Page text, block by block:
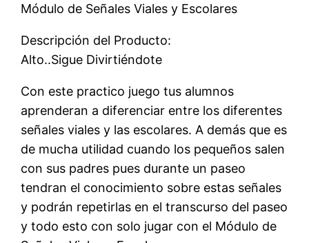
Módulo de Señales Viales y Escolares
Descripción del Producto:
Alto..Sigue Divirtiéndote
Con este practico juego tus alumnos
aprenderan a diferenciar entre los diferentes
señales viales y las escolares. A demás que es
de mucha utilidad cuando los pequeños salen
con sus padres pues durante un paseo
tendran el conocimiento sobre estas señales
y podrán repetirlas en el transcurso del paseo
y todo esto con solo jugar con el Módulo de